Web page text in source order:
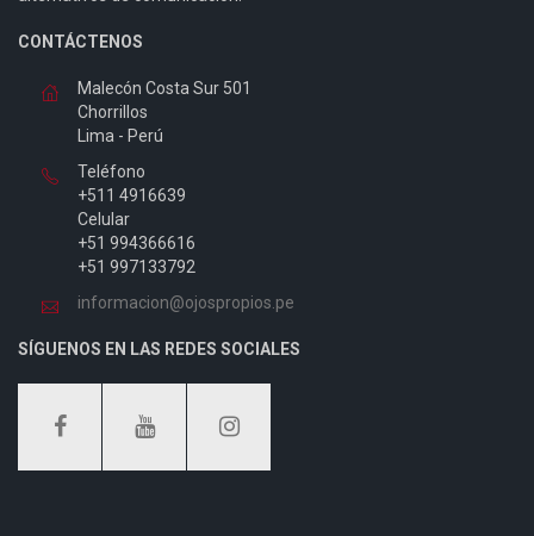
CONTÁCTENOS
Malecón Costa Sur 501
Chorrillos
Lima - Perú
Teléfono
+511 4916639
Celular
+51 994366616
+51 997133792
informacion@ojospropios.pe
SÍGUENOS EN LAS REDES SOCIALES